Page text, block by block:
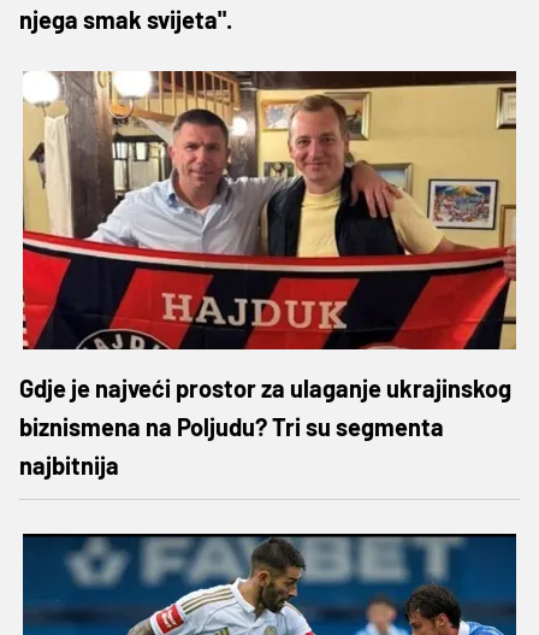
njega smak svijeta".
Gdje je najveći prostor za ulaganje ukrajinskog
biznismena na Poljudu? Tri su segmenta
najbitnija